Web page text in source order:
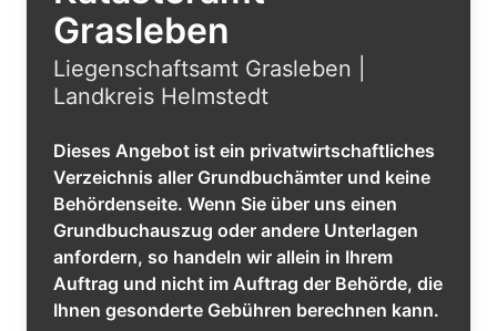
Grasleben
Liegenschaftsamt Grasleben |
Landkreis Helmstedt
Dieses Angebot ist ein privatwirtschaftliches
Verzeichnis aller Grundbuchämter und keine
Behördenseite. Wenn Sie über uns einen
Grundbuchauszug oder andere Unterlagen
anfordern, so handeln wir allein in Ihrem
Auftrag und nicht im Auftrag der Behörde, die
Ihnen gesonderte Gebühren berechnen kann.